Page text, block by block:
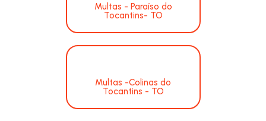
Multas - Paraíso do
Tocantins- TO
Multas -Colinas do
Tocantins - TO